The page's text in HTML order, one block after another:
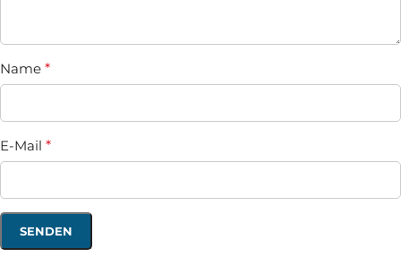
Name *
E-Mail *